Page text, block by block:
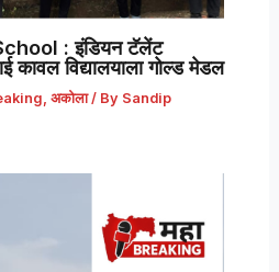
: इंडियन टॅलेंट
कावल विद्यालयाला गोल्ड मेडल
अकोला/ By Sandip